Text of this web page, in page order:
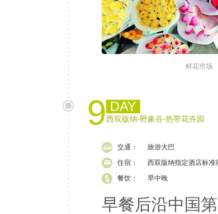
鲜花市场
9 DAY
西双版纳-野象谷-热带花卉园
交通： 旅游大巴
住宿： 西双版纳指定酒店标准
餐饮： 早中晚
早餐后沿中国